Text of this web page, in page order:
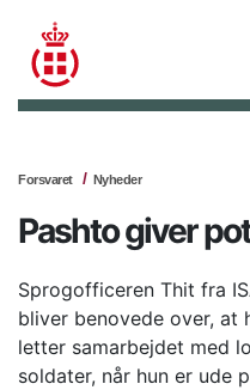
Forsvaret Nyheder
Pashto giver
Sprogofficeren Thit fra
bliver benovede over, at
letter samarbejdet med
soldater, når hun er ude